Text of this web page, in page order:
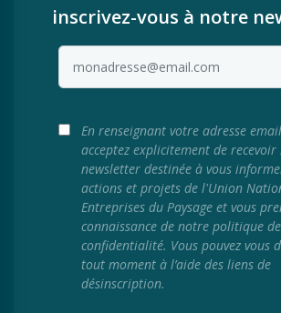
inscrivez-vous à notre
En renseignant votre adresse
acceptez explicitement de recevoir
newsletter destinée à vous
actions et projets de l'Union
Entreprises du Paysage et vous
connaissance de notre politique de
confidentialité. Vous pouvez vous
tout moment à l’aide des liens de
désinscription.